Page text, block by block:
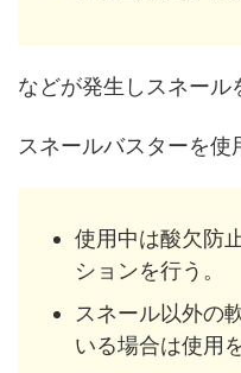
などが発生しスネール
スネールバスターを
使用中は酸欠防
ションを行う。
スネール以外の
いる場合は使用